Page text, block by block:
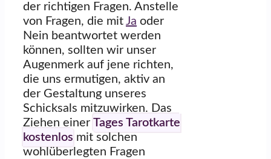
der richtigen Fragen. Anstelle
von Fragen, die mit Ja oder
Nein beantwortet werden
können, sollten wir unser
Augenmerk auf jene richten,
die uns ermutigen, aktiv an
der Gestaltung unseres
Schicksals mitzuwirken. Das
Ziehen einer Tages Tarotkarte
kostenlos mit solchen
wohlüberlegten Fragen